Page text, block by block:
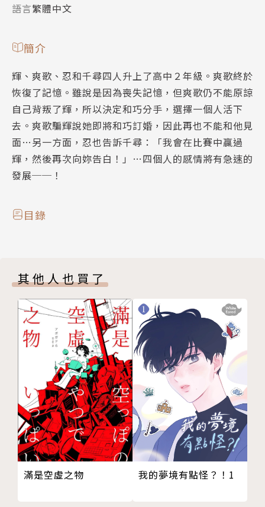
語言繁體中文
簡介
輝、爽歌、忍和千尋四人升上了高中２年級。爽歌終於
恢復了記憶。雖說是因為喪失記憶，但爽歌仍不能原諒
自己背叛了輝，所以決定和巧分手，選擇一個人活下
去。爽歌騙輝說她即將和巧訂婚，因此再也不能和他見
面…另一方面，忍也告訴千尋：「我會在比賽中贏過
輝，然後再次向妳告白！」…四個人的感情將有急速的
發展──！
目錄
其他人也買了
滿是空虛之物 我的夢境有點怪？！1